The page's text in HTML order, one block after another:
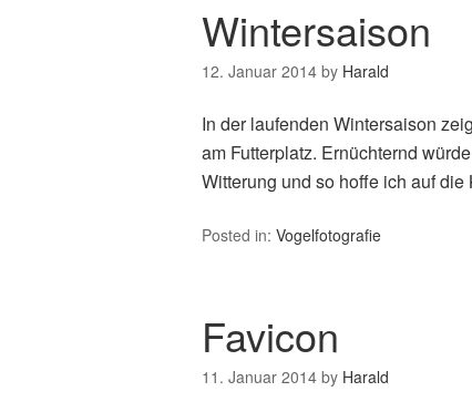
Wintersaison
12. Januar 2014 by Harald
In der laufenden Wintersaison
am Futterplatz. Ernüchternd
Witterung und so hoffe ich auf
Posted in: Vogelfotografie
Favicon
11. Januar 2014 by Harald